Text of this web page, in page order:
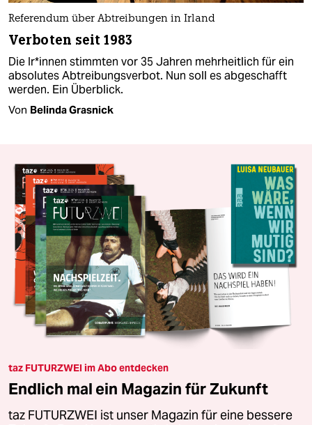
Referendum über Abtreibungen in Irland
Verboten seit 1983
Die Ir*innen stimmten vor 35 Jahren mehrheitlich für ein
absolutes Abtreibungsverbot. Nun soll es abgeschafft
werden. Ein Überblick.
Von Belinda Grasnick
taz FUTURZWEI im Abo entdecken
Endlich mal ein Magazin für Zukunft
taz FUTURZWEI ist unser Magazin für eine bessere